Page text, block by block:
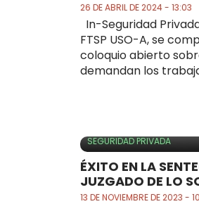
26 DE ABRIL DE 2024 - 13:03
In-Seguridad
FTSP USO-A, se
coloquio abierto
demandan los
SEGURIDAD PRIVADA
ÉXITO EN LA
JUZGADO DE LO
13 DE NOVIEMBRE DE 2023 -